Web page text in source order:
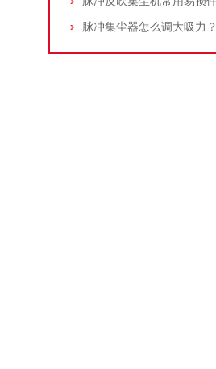
脉冲集尘器怎么调大吸力？